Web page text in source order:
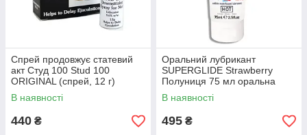
Спрей продовжує статевий
акт Студ 100 Stud 100
ORIGINAL (спрей, 12 г)
пролонгатор Золотий
В наявності
440 ₴
Оральний лубрикант
SUPERGLIDE Strawberry
Полуниця 75 мл оральна
їстівне мастило на водній
основі для миг'єта
В наявності
495 ₴